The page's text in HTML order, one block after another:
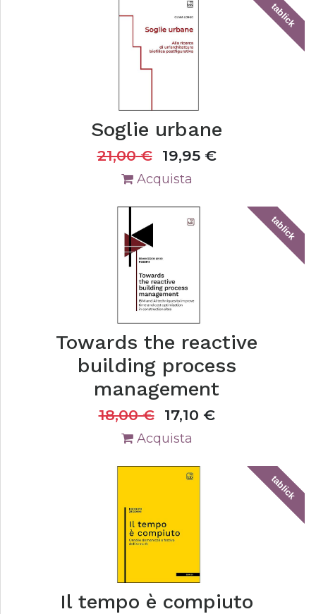
tablick
Soglie urbane
21,00€ 19,95€
Acquista
tablick
Towards the reactive
building process
management
18,00€ 17,10 €
Acquista
tablick
Il tempo è compiuto